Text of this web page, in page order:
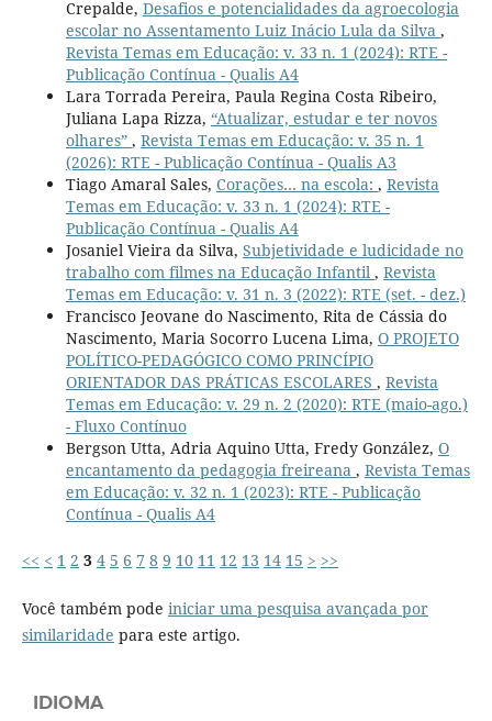
Crepalde, Desafios e potencialidades da agroecologia
escolar no Assentamento Luiz Inácio Lula da Silva ,
Revista Temas em Educação: v. 33 n. 1 (2024): RTE -
Publicação Contínua - Qualis A4
Lara Torrada Pereira, Paula Regina Costa Ribeiro,
Juliana Lapa Rizza, “Atualizar, estudar e ter novos
olhares” , Revista Temas em Educação: v. 35 n. 1
(2026): RTE - Publicação Contínua - Qualis A3
Tiago Amaral Sales, Corações… na escola: , Revista
Temas em Educação: v. 33 n. 1 (2024): RTE -
Publicação Contínua - Qualis A4
Josaniel Vieira da Silva, Subjetividade e ludicidade no
trabalho com filmes na Educação Infantil , Revista
Temas em Educação: v. 31 n. 3 (2022): RTE (set. - dez.)
Francisco Jeovane do Nascimento, Rita de Cássia do
Nascimento, Maria Socorro Lucena Lima, O PROJETO
POLÍTICO-PEDAGÓGICO COMO PRINCÍPIO
ORIENTADOR DAS PRÁTICAS ESCOLARES , Revista
Temas em Educação: v. 29 n. 2 (2020): RTE (maio-ago.)
- Fluxo Contínuo
Bergson Utta, Adria Aquino Utta, Fredy González, O
encantamento da pedagogia freireana , Revista Temas
em Educação: v. 32 n. 1 (2023): RTE - Publicação
Contínua - Qualis A4
<< < 1 2 3 4 5 6 7 8 9 10 11 12 13 14 15 > >>
Você também pode iniciar uma pesquisa avançada por
similaridade para este artigo.
IDIOMA